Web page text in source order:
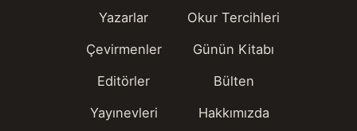
Yazarlar
Çevirmenler
Editörler
Yayınevleri
Okur Tercihleri
Günün Kitabı
Bülten
Hakkımızda